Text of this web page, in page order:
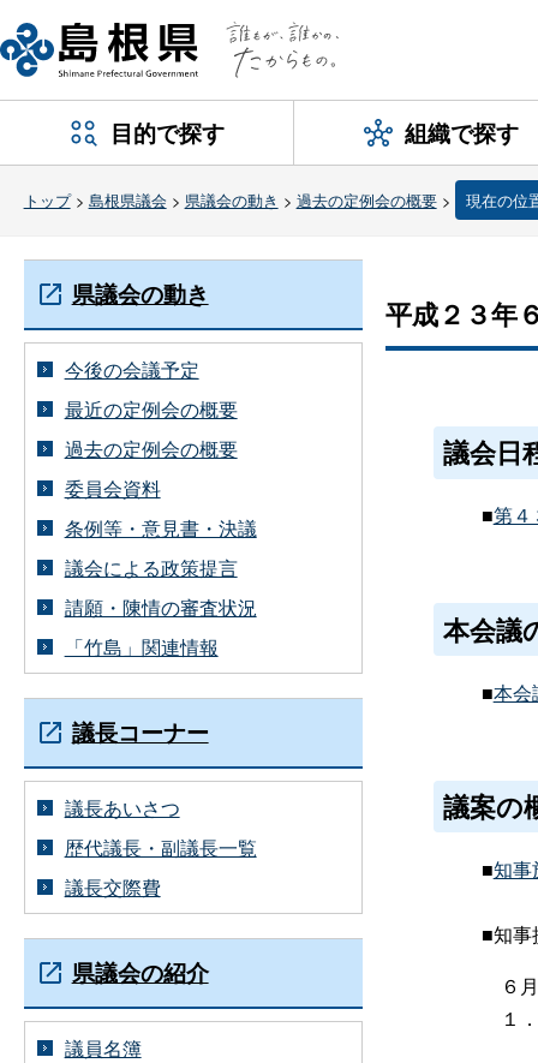
目的で探す 組織で探す
トップ> 島根県議会 > 県議会の動き > 過去の定例会の概要> 現在の位
平成２３年
議会日
■第４
本会議
■本会
議案の
■知事
■知事
６
１．
県議会の動き
今後の会議予定
最近の定例会の概要
過去の定例会の概要
委員会資料
条例等・意見書・決議
議会による政策提言
請願・陳情の審査状況
「竹島」関連情報
議長コーナー
議長あいさつ
歴代議長・副議長一覧
議長交際費
県議会の紹介
議員名簿